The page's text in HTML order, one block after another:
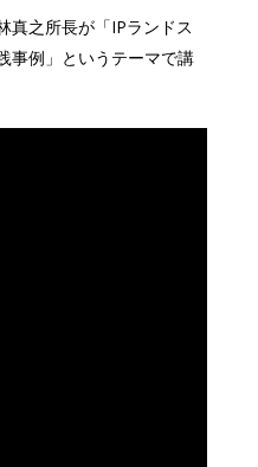
真之所長が「IPランドス
事例」というテーマで講